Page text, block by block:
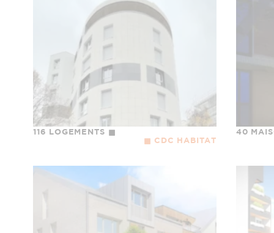
116 LOGEMENTS
CDC HABITAT
40